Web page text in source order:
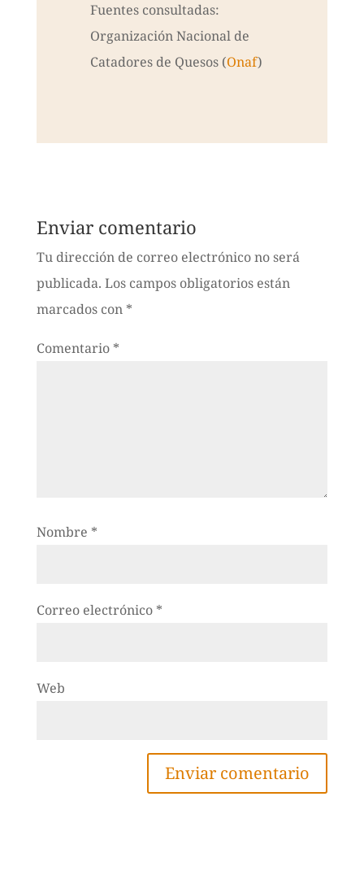
Fuentes consultadas:
Organización Nacional de
Catadores de Quesos (Onaf)
Enviar comentario
Tu dirección de correo electrónico no será
publicada. Los campos obligatorios están
marcados con *
Comentario *
Nombre *
Correo electrónico *
Web